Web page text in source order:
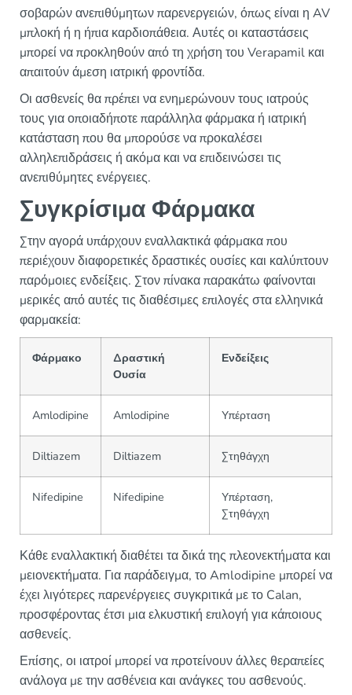
σοβαρών ανεπιθύμητων παρενεργειών, όπως είναι η AV
μπλοκή ή η ήπια καρδιοπάθεια. Αυτές οι καταστάσεις
μπορεί να προκληθούν από τη χρήση του Verapamil και
απαιτούν άμεση ιατρική φροντίδα.
Οι ασθενείς θα πρέπει να ενημερώνουν τους ιατρούς
τους για οποιαδήποτε παράλληλα φάρμακα ή ιατρική
κατάσταση που θα μπορούσε να προκαλέσει
αλληλεπιδράσεις ή ακόμα και να επιδεινώσει τις
ανεπιθύμητες ενέργειες.
Συγκρίσιμα Φάρμακα
Στην αγορά υπάρχουν εναλλακτικά φάρμακα που
περιέχουν διαφορετικές δραστικές ουσίες και καλύπτουν
παρόμοιες ενδείξεις. Στον πίνακα παρακάτω φαίνονται
μερικές από αυτές τις διαθέσιμες επιλογές στα ελληνικά
φαρμακεία:
Φάρμακο
Δραστική
Ουσία
Ενδείξεις
Amlodipine Amlodipine Υπέρταση
Diltiazem Diltiazem Στηθάγχη
Nifedipine Nifedipine
Υπέρταση,
Στηθάγχη
Κάθε εναλλακτική διαθέτει τα δικά της πλεονεκτήματα και
μειονεκτήματα. Για παράδειγμα, το Amlodipine μπορεί να
έχει λιγότερες παρενέργειες συγκριτικά με το Calan,
προσφέροντας έτσι μια ελκυστική επιλογή για κάποιους
ασθενείς.
Επίσης, οι ιατροί μπορεί να προτείνουν άλλες θεραπείες
ανάλογα με την ασθένεια και ανάγκες του ασθενούς.